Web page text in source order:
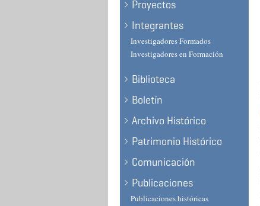
Proyectos
Integrantes
Investigadores Formados
Investigadores en Formación
Biblioteca
Boletín
Archivo Histórico
Patrimonio Histórico
Comunicación
Publicaciones
Publicaciones históricas